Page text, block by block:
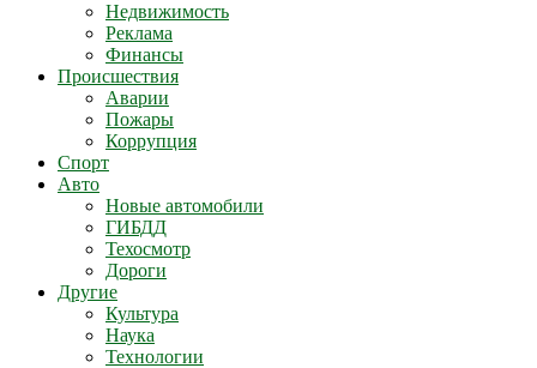
Недвижимость
Реклама
Финансы
Происшествия
Аварии
Пожары
Коррупция
Спорт
Авто
Новые автомобили
ГИБДД
Техосмотр
Дороги
Другие
Культура
Наука
Технологии